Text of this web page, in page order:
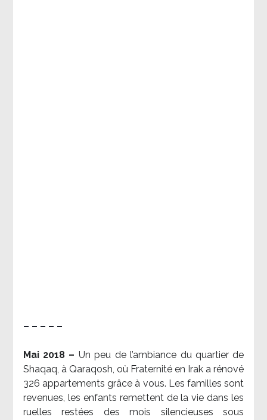
– – – – –
Mai 2018 – Un peu de l’ambiance du quartier de
Shaqaq, à Qaraqosh, où Fraternité en Irak a rénové
326 appartements grâce à vous. Les familles sont
revenues, les enfants remettent de la vie dans les
ruelles restées des mois silencieuses sous